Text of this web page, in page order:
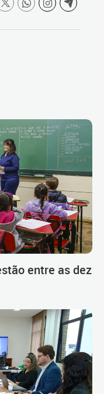
entre as dez